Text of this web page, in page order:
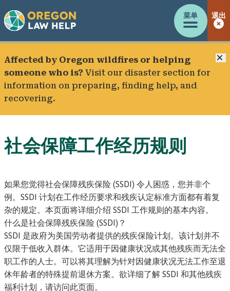
菜单 退出
Affected by Oregon wildfires or helping
someone who is? Visit our disaster section for
information on preparing, finding help, and
recovering.
社会保障工作经历规则
如果您觉得社会保障残疾保险 (SSDI) 令人困惑，您并非个
例。SSDI 计划在工作经历要求和残疾认定标准方面都有着复
杂的规定。本页面将详细介绍 SSDI 工作规则的基本内容。
什么是社会保障残疾保险 (SSDI)？
SSDI 是政府为美国劳动者提供的残疾保险计划。该计划并不
仅限于低收入群体。它适用于因健康状况或其他残疾而无法全
职工作的人士。可以将其理解为针对因健康状况无法工作至退
休年龄者的特殊提前退休方案。 欲详细了解 SSDI 和其他残疾
福利计划，请访问此页面。